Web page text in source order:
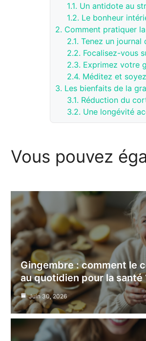
1.1. Un antidote au
1.2. Le bonheur
2. Comment pratiquer
2.1. Tenez un journal
2.2. Focalisez-vous
2.3. Exprimez votre
2.4. Méditez et
3. Les bienfaits de la
3.1. Réduction du
3.2. Une longévité
Vous pouvez
Gingembre : comment le
au quotidien pour la santé
Juin 30, 2026